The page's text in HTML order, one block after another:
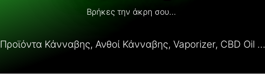
Βρήκες την άκρη σου…
Προϊόντα Κάνναβης, Ανθοί Κάνναβης, Vaporizer, CBD Oil …